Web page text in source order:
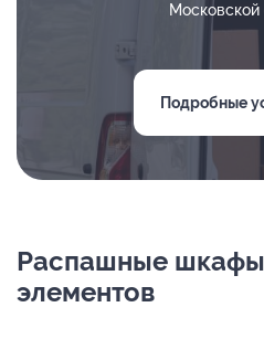
Московской
Подробные
Распашные шкафы
элементов